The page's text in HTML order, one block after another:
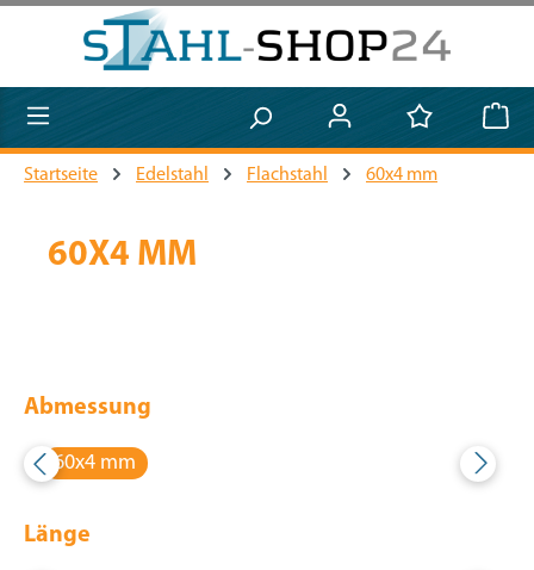
Zum Hauptinhalt springen
Startseite Edelstahl Flachstahl 60x4 mm
60X4 MM
Abmessung
60x4 mm
Länge